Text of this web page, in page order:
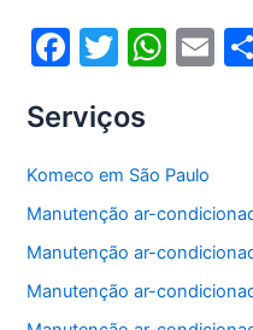
F
c
e
b
o
o
k
T
itt
er
W
s
A
p
p
E
Serviços
Komeco em São Paulo
Manutenção ar-
Manutenção ar-
Manutenção ar-